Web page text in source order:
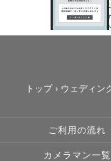
トップ› ウェディン
ご利用の流れ
カメラマン一覧